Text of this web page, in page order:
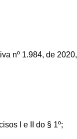
nº 1.984, de 2020,
I e II do § 1º;